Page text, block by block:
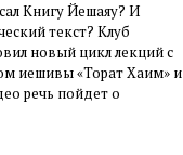
Книгу Йешаяу? И
текст? Клуб
новый цикл лекций с
иешивы «Торат Хаим» и
речь пойдет о